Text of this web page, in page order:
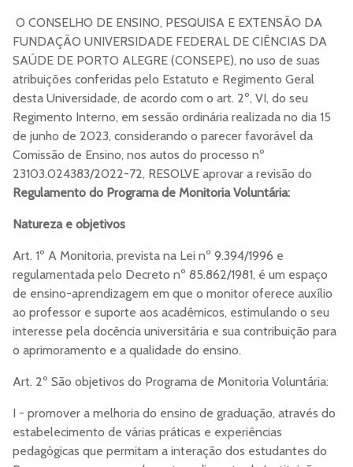
O CONSELHO DE ENSINO, PESQUISA E EXTENSÃO DA
FUNDAÇÃO UNIVERSIDADE FEDERAL DE CIÊNCIAS DA
SAÚDE DE PORTO ALEGRE (CONSEPE), no uso de suas
atribuições conferidas pelo Estatuto e Regimento Geral
desta Universidade, de acordo com o art. 2º, VI, do seu
Regimento Interno, em sessão ordinária realizada no dia 15
de junho de 2023, considerando o parecer favorável da
Comissão de Ensino, nos autos do processo nº
23103.024383/2022-72, RESOLVE aprovar a revisão do
Regulamento do Programa de Monitoria Voluntária:
Natureza e objetivos
Art. 1º A Monitoria, prevista na Lei nº 9.394/1996 e
regulamentada pelo Decreto nº 85.862/1981, é um espaço
de ensino-aprendizagem em que o monitor oferece auxílio
ao professor e suporte aos acadêmicos, estimulando o seu
interesse pela docência universitária e sua contribuição para
o aprimoramento e a qualidade do ensino.
Art. 2º São objetivos do Programa de Monitoria Voluntária:
I - promover a melhoria do ensino de graduação, através do
estabelecimento de várias práticas e experiências
pedagógicas que permitam a interação dos estudantes do